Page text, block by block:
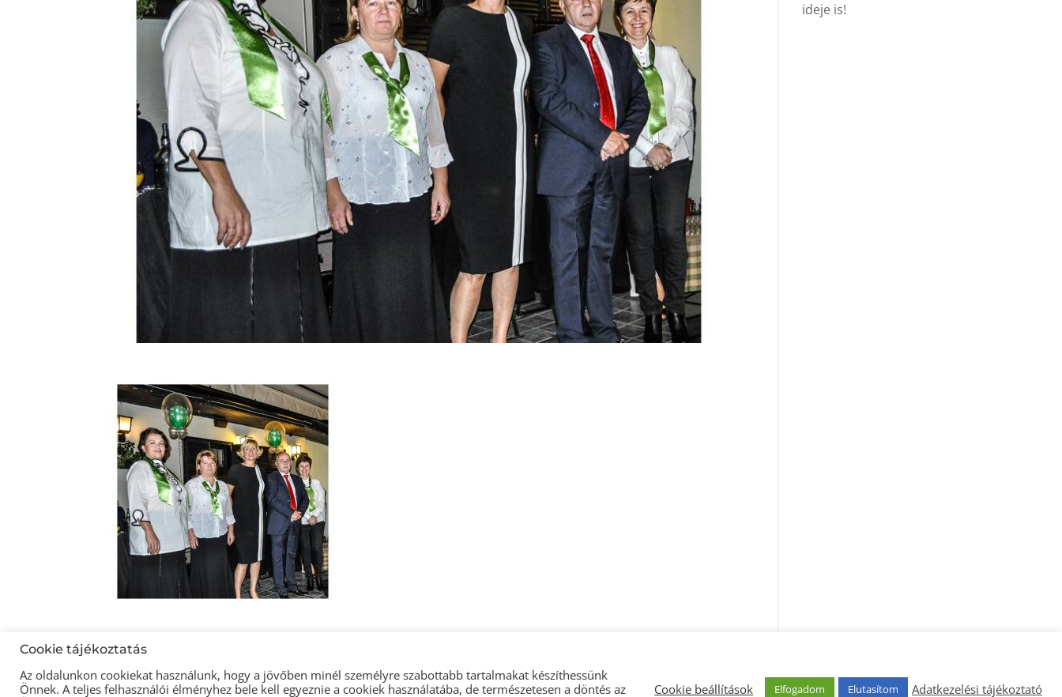
ideje is!
Cookie tájékoztatás
Az oldalunkon cookiekat használunk, hogy a jövőben minél személyre szabottabb tartalmakat készíthessünk
Önnek. A teljes felhasználói élményhez bele kell egyeznie a cookiek használatába, de természetesen a döntés az
Cookie beállítások Elfogadom Elutasítom Adatkezelési tájékoztató